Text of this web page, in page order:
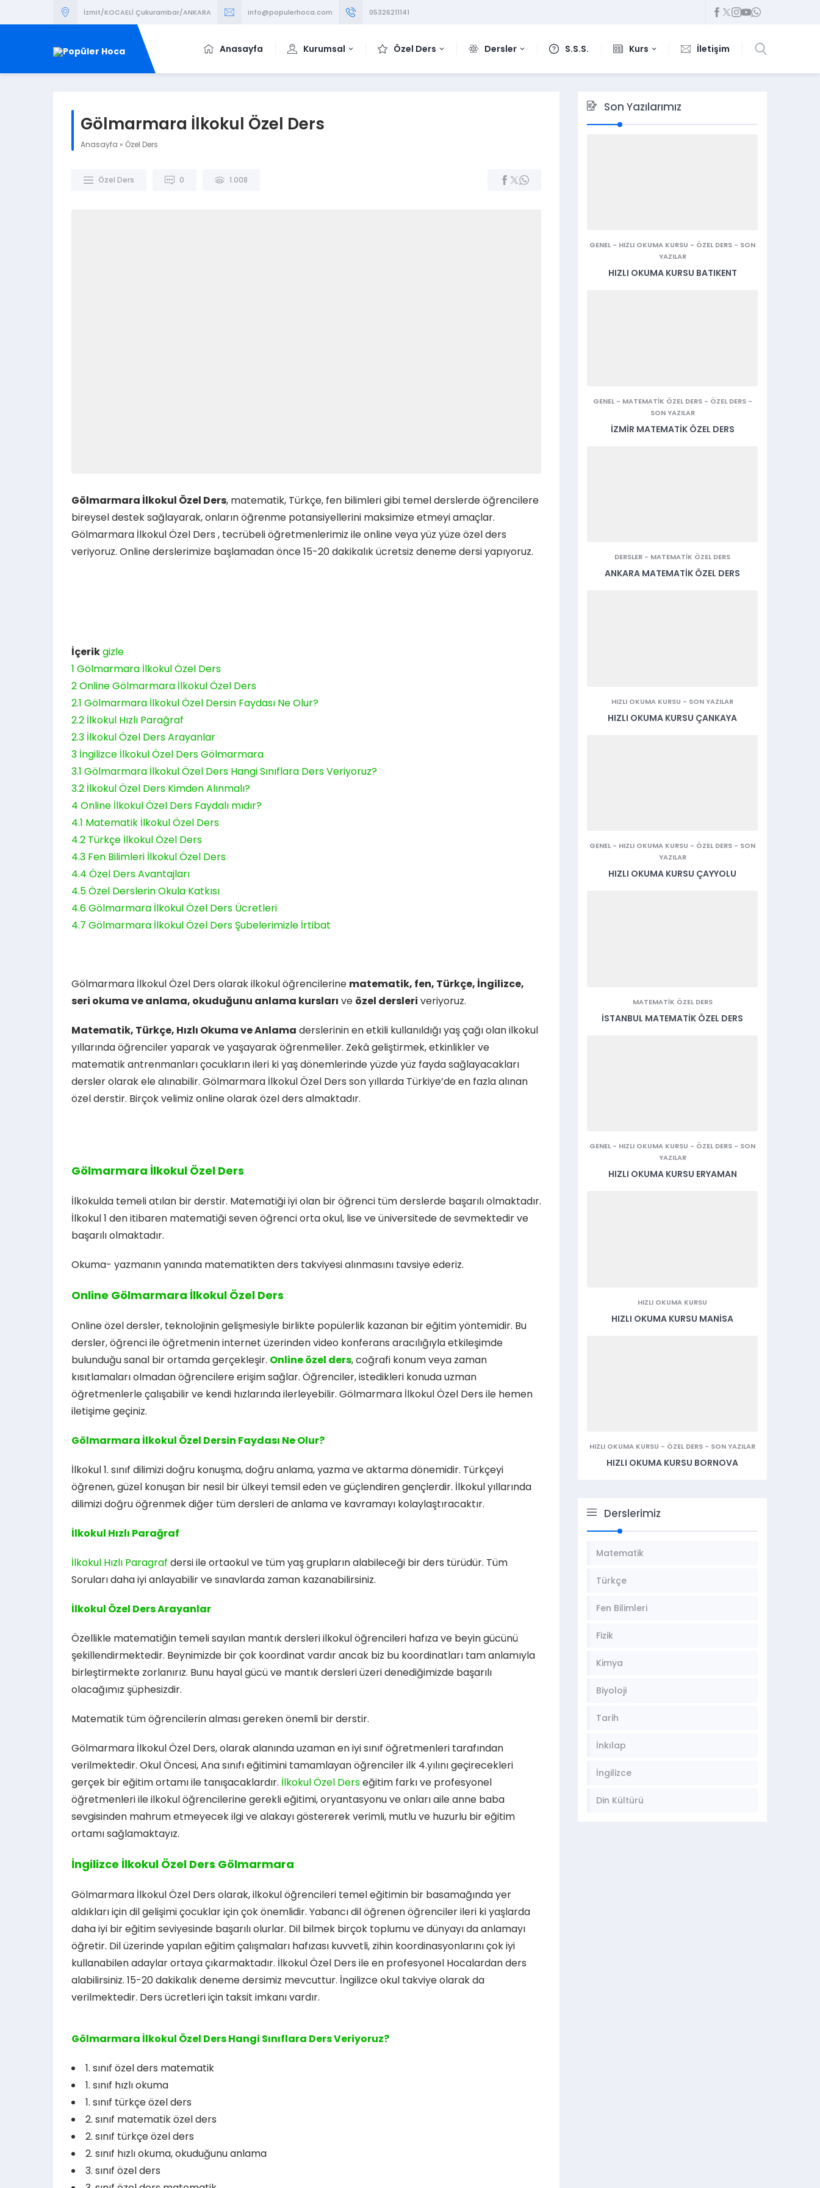
İzmit/KOCAELİ Çukurambar/ANKARA info@populerhoca.com 05326211141
Anasayfa Kurumsal Özel Ders Dersler S.S.S. Kurs İletişim
Gölmarmara İlkokul Özel Ders
Anasayfa » Özel Ders
Özel Ders 0 1.008
Gölmarmara İlkokul Özel Ders, matematik, Türkçe, fen bilimleri gibi temel derslerde öğrencilere
bireysel destek sağlayarak, onların öğrenme potansiyellerini maksimize etmeyi amaçlar.
Gölmarmara İlkokul Özel Ders , tecrübeli öğretmenlerimiz ile online veya yüz yüze özel ders
veriyoruz. Online derslerimize başlamadan önce 15-20 dakikalık ücretsiz deneme dersi yapıyoruz.
İçerikgizle
1 Gölmarmara İlkokul Özel Ders
2Online Gölmarmara İlkokul Özel Ders
2.1 Gölmarmara İlkokul Özel Dersin Faydası Ne Olur?
2.2 İlkokul Hızlı Parağraf
2.3 İlkokul Özel Ders Arayanlar
3 İngilizce İlkokul Özel Ders Gölmarmara
3.1 Gölmarmara İlkokul Özel Ders Hangi Sınıflara Ders Veriyoruz?
3.2 İlkokul Özel Ders Kimden Alınmalı?
4 Online İlkokul Özel Ders Faydalı mıdır?
4.1 Matematik İlkokul Özel Ders
4.2 Türkçe İlkokul Özel Ders
4.3 Fen Bilimleri İlkokul Özel Ders
4.4 Özel Ders Avantajları
4.5Özel Derslerin Okula Katkısı
4.6Gölmarmara İlkokul Özel Ders Ücretleri
4.7 Gölmarmara İlkokul Özel Ders Şubelerimizle İrtibat
Gölmarmara İlkokul Özel Ders olarak ilkokul öğrencilerine matematik, fen, Türkçe, İngilizce,
seri okuma ve anlama, okuduğunu anlama kursları ve özel dersleri veriyoruz.
Matematik, Türkçe, Hızlı Okuma ve Anlama derslerinin en etkili kullanıldığı yaş çağı olan ilkokul
yıllarında öğrenciler yaparak ve yaşayarak öğrenmeliler. Zekâ geliştirmek, etkinlikler ve
matematik antrenmanları çocukların ileri ki yaş dönemlerinde yüzde yüz fayda sağlayacakları
dersler olarak ele alınabilir. Gölmarmara İlkokul Özel Ders son yıllarda Türkiye’de en fazla alınan
özel derstir. Birçok velimiz online olarak özel ders almaktadır.
Gölmarmara İlkokul Özel Ders
İlkokulda temeli atılan bir derstir. Matematiği iyi olan bir öğrenci tüm derslerde başarılı olmaktadır.
İlkokul 1 den itibaren matematiği seven öğrenci orta okul, lise ve üniversitede de sevmektedir ve
başarılı olmaktadır.
Okuma- yazmanın yanında matematikten ders takviyesi alınmasını tavsiye ederiz.
Online Gölmarmara İlkokul Özel Ders
Online özel dersler, teknolojinin gelişmesiyle birlikte popülerlik kazanan bir eğitim yöntemidir. Bu
dersler, öğrenci ile öğretmenin internet üzerinden video konferans aracılığıyla etkileşimde
bulunduğu sanal bir ortamda gerçekleşir. Online özel ders, coğrafi konum veya zaman
kısıtlamaları olmadan öğrencilere erişim sağlar. Öğrenciler, istedikleri konuda uzman
öğretmenlerle çalışabilir ve kendi hızlarında ilerleyebilir. Gölmarmara İlkokul Özel Ders ile hemen
iletişime geçiniz.
Gölmarmara İlkokul Özel Dersin Faydası Ne Olur?
İlkokul 1. sınıf dilimizi doğru konuşma, doğru anlama, yazma ve aktarma dönemidir. Türkçeyi
öğrenen, güzel konuşan bir nesil bir ülkeyi temsil eden ve güçlendiren gençlerdir. İlkokul yıllarında
dilimizi doğru öğrenmek diğer tüm dersleri de anlama ve kavramayı kolaylaştıracaktır.
İlkokul Hızlı Parağraf
İlkokul Hızlı Paragraf dersi ile ortaokul ve tüm yaş grupların alabileceği bir ders türüdür. Tüm
Soruları daha iyi anlayabilir ve sınavlarda zaman kazanabilirsiniz.
İlkokul Özel Ders Arayanlar
Özellikle matematiğin temeli sayılan mantık dersleri ilkokul öğrencileri hafıza ve beyin gücünü
şekillendirmektedir. Beynimizde bir çok koordinat vardır ancak biz bu koordinatları tam anlamıyla
birleştirmekte zorlanırız. Bunu hayal gücü ve mantık dersleri üzeri denediğimizde başarılı
olacağımız şüphesizdir.
Matematik tüm öğrencilerin alması gereken önemli bir derstir.
Gölmarmara İlkokul Özel Ders, olarak alanında uzaman en iyi sınıf öğretmenleri tarafından
verilmektedir. Okul Öncesi, Ana sınıfı eğitimini tamamlayan öğrenciler ilk 4.yılını geçirecekleri
gerçek bir eğitim ortamı ile tanışacaklardır. İlkokul Özel Derseğitim farkı ve profesyonel
öğretmenleri ile ilkokul öğrencilerine gerekli eğitimi, oryantasyonu ve onları aile anne baba
sevgisinden mahrum etmeyecek ilgi ve alakayı göstererek verimli, mutlu ve huzurlu bir eğitim
ortamı sağlamaktayız.
İngilizce İlkokul Özel Ders Gölmarmara
Gölmarmara İlkokul Özel Ders olarak, ilkokul öğrencileri temel eğitimin bir basamağında yer
aldıkları için dil gelişimi çocuklar için çok önemlidir. Yabancı dil öğrenen öğrenciler ileri ki yaşlarda
daha iyi bir eğitim seviyesinde başarılı olurlar. Dil bilmek birçok toplumu ve dünyayı da anlamayı
öğretir. Dil üzerinde yapılan eğitim çalışmaları hafızası kuvvetli, zihin koordinasyonlarını çok iyi
kullanabilen adaylar ortaya çıkarmaktadır. İlkokul Özel Ders ile en profesyonel Hocalardan ders
alabilirsiniz. 15-20 dakikalık deneme dersimiz mevcuttur. İngilizce okul takviye olarak da
verilmektedir. Ders ücretleri için taksit imkanı vardır.
Gölmarmara İlkokul Özel Ders Hangi Sınıflara Ders Veriyoruz?
1. sınıf özel ders matematik
1. sınıf hızlı okuma
1. sınıf türkçe özel ders
2. sınıf matematik özel ders
2. sınıf türkçe özel ders
2. sınıf hızlı okuma, okuduğunu anlama
3. sınıf özel ders
Son Yazılarımız
GENEL - HIZLI OKUMA KURSU - ÖZEL DERS - SON
YAZILAR
HIZLI OKUMA KURSU BATIKENT
GENEL- MATEMATIK ÖZEL DERS- ÖZEL DERS-
SON YAZILAR
İZMIR MATEMATIK ÖZEL DERS
DERSLER - MATEMATIK ÖZEL DERS
ANKARA MATEMATIK ÖZEL DERS
HIZLI OKUMA KURSU - SON YAZILAR
HIZLI OKUMA KURSU ÇANKAYA
GENEL - HIZLI OKUMA KURSU - ÖZEL DERS - SON
YAZILAR
HIZLI OKUMA KURSU ÇAYYOLU
MATEMATIK ÖZEL DERS
İSTANBUL MATEMATIK ÖZEL DERS
GENEL - HIZLI OKUMA KURSU - ÖZEL DERS - SON
YAZILAR
HIZLI OKUMA KURSU ERYAMAN
HIZLI OKUMA KURSU
HIZLI OKUMA KURSU MANISA
HIZLI OKUMA KURSU - ÖZEL DERS - SON YAZILAR
HIZLI OKUMA KURSU BORNOVA
Derslerimiz
Matematik
Türkçe
Fen Bilimleri
Fizik
Kimya
Biyoloji
Tarih
İnkılap
İngilizce
Din Kültürü